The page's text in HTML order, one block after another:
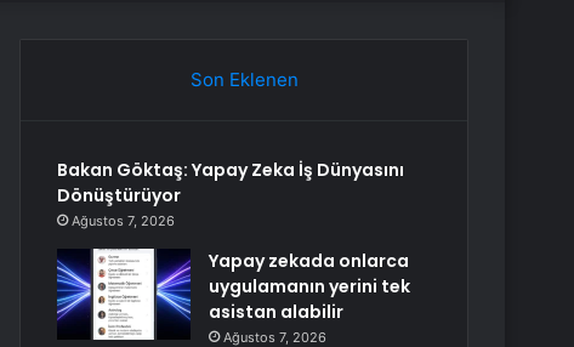
Son Eklenen
Bakan Göktaş: Yapay Zeka İş Dünyasını
Dönüştürüyor
Ağustos 7, 2026
Yapay zekada onlarca
uygulamanın yerini tek
asistan alabilir
Ağustos 7, 2026